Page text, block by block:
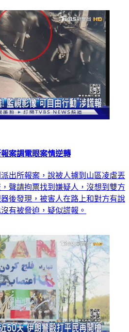
案調電眼案情逆轉
出所報案，說被人擄到山區凌虐丟
聲請拘票找到嫌疑人，沒想到雙方
後發現，被害人在路上和對方有說
有被脅迫，疑似謊報。